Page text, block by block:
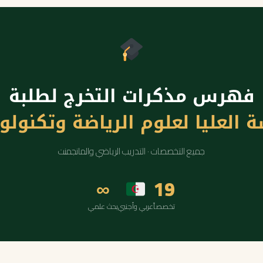
فهرس مذكرات التخرج لطلبة
العليا لعلوم الرياضة
جميع التخصصات · التدريب الرياضي والمانجمنت
19
تخصصاًعربي وأجنبي
∞
بحث علمي